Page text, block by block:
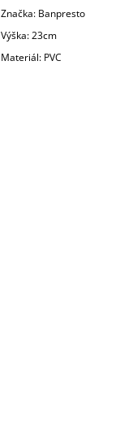
Značka: Banpresto
Výška: 23cm
Materiál: PVC